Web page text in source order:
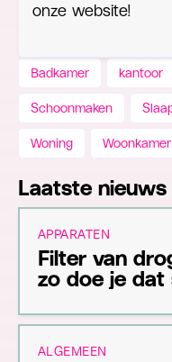
onze website!
Badkamer kantoor
Schoonmaken
Woning Woonkamer
Laatste nieuws
APPARATEN
Filter van
zo doe je
ALGEMEEN